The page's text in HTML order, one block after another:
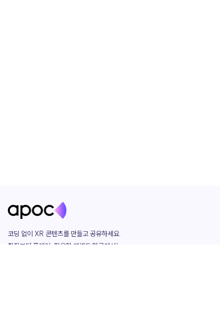
코딩 없이 XR 콘텐츠를 만들고 공유하세요.
창작부터 플레이, 필요한 애셋도 한곳에서!